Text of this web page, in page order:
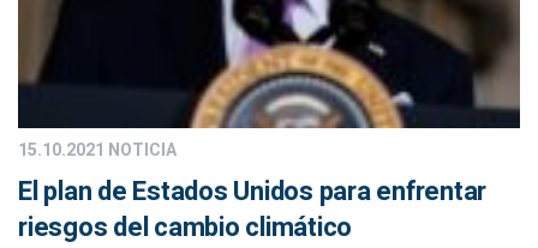
15.10.2021 NOTICIA
El plan de Estados Unidos para enfrentar
riesgos del cambio climático